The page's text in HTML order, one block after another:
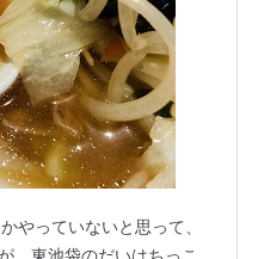
やっていないと思って、
、東池袋のだいはちっこ